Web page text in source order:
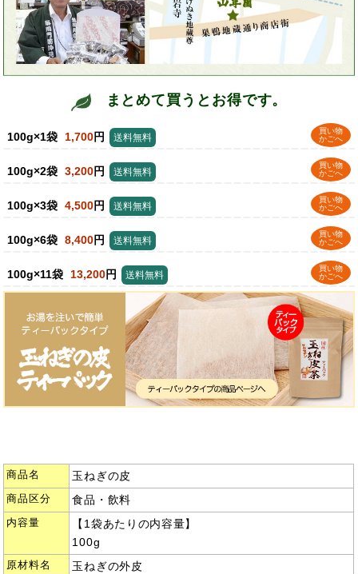
まとめて買うとお得です。
100g×1袋 1,700円
買い物
かごへ
送料無料
100g×2袋 3,200円
買い物
かごへ
送料無料
100g×3袋 4,500円
買い物
かごへ
送料無料
100g×6袋 8,400円
買い物
かごへ
送料無料
100g×11袋 13,200円
買い物
かごへ
送料無料
商品名 玉ねぎの皮
商品区分 食品・飲料
内容量
【1袋あたりの内容量】
100g
原材料名 玉ねぎの外皮